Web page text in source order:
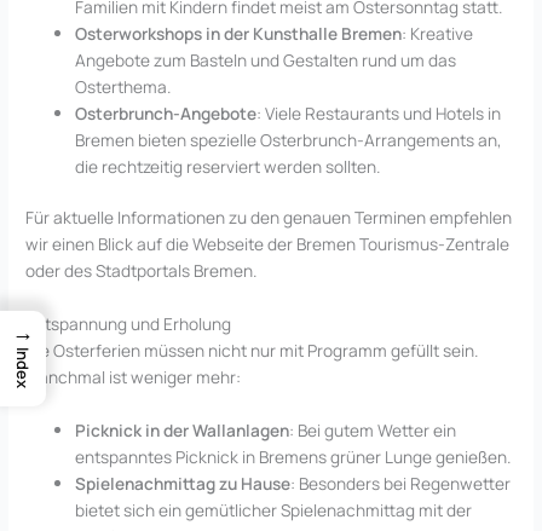
Familien mit Kindern findet meist am Ostersonntag statt.
Osterworkshops in der Kunsthalle Bremen: Kreative
Angebote zum Basteln und Gestalten rund um das
Osterthema.
Osterbrunch-Angebote: Viele Restaurants und Hotels in
Bremen bieten spezielle Osterbrunch-Arrangements an,
die rechtzeitig reserviert werden sollten.
Für aktuelle Informationen zu den genauen Terminen empfehlen
wir einen Blick auf die Webseite der Bremen Tourismus-Zentrale
oder des Stadtportals Bremen.
Entspannung und Erholung
Die Osterferien müssen nicht nur mit Programm gefüllt sein.
Manchmal ist weniger mehr:
Picknick in der Wallanlagen: Bei gutem Wetter ein
entspanntes Picknick in Bremens grüner Lunge genießen.
Spielenachmittag zu Hause: Besonders bei Regenwetter
bietet sich ein gemütlicher Spielenachmittag mit der
→
Index